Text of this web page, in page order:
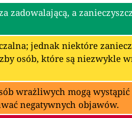
zadowalającą, a
jednak niektóre
osób, które są niezwykle
wrażliwych mogą
negatywnych objawów.